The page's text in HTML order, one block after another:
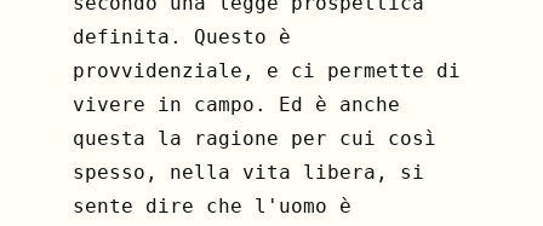
definita. Questo è
provvidenziale, e ci permette di
vivere in campo. Ed è anche
questa la ragione per cui così
spesso, nella vita libera, si
sente dire che l'uomo è